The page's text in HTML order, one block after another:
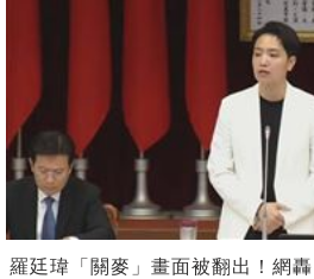
羅廷瑋「關麥」畫面被翻出！網